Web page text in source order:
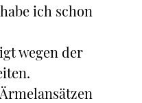
ich schon
wegen der